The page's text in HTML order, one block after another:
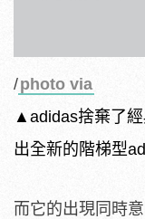
/photo via
▲adidas捨棄了
出全新的階梯型
而它的出現同時